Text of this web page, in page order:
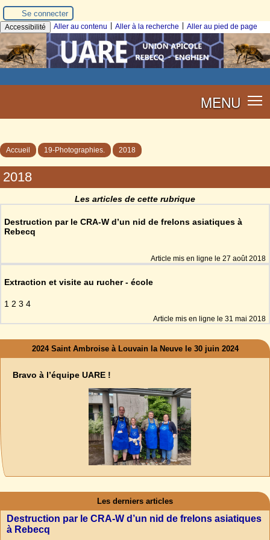
Se connecter
Accessibilité Aller au contenu Aller à la recherche Aller au pied de page
MENU
Accueil 19-Photographies. 2018
2018
Les articles de cette rubrique
Destruction par le CRA-W d’un nid de frelons asiatiques à
Rebecq
Article mis en ligne le 27 août 2018
Extraction et visite au rucher - école
1 2 3 4
Article mis en ligne le 31 mai 2018
2024 Saint Ambroise à Louvain la Neuve le 30 juin 2024
Bravo à l’équipe UARE !
Les derniers articles
Destruction par le CRA-W d’un nid de frelons asiatiques
à Rebecq